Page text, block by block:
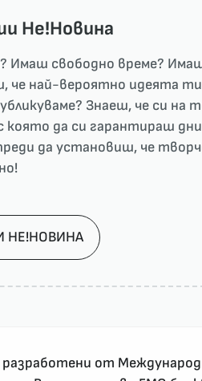
He!Новина
Имаш свободно време?
че най-вероятно идеята ти
Знаеш, че си
която да си гарантираш
да установиш, че
НЕ!НОВИНА
от